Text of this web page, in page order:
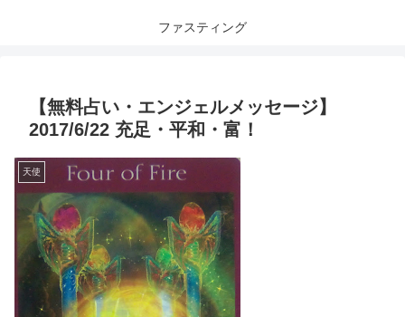
ファスティング
【無料占い・エンジェルメッセージ】
2017/6/22 充足・平和・富！
天使